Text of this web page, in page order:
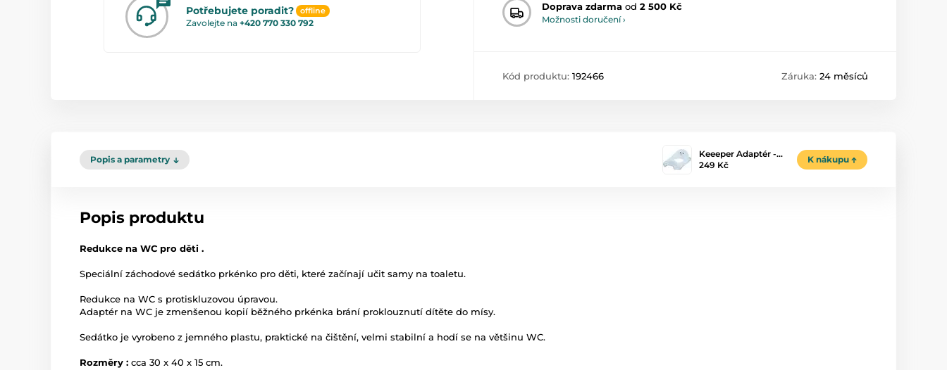
Potřebujete poradit? offline
Zavolejte na +420 770 330 792
Doprava zdarma od 2 500 Kč
Možnosti doručení ›
Kód produktu: 192466 Záruka: 24 měsíců
Popis a parametry
Keeeper Adaptér -…
249 Kč
K nákupu
Popis produktu
Redukce na WC pro děti .
Speciální záchodové sedátko prkénko pro děti, které začínají učit samy na toaletu.
Redukce na WC s protiskluzovou úpravou.
Adaptér na WC je zmenšenou kopií běžného prkénka brání proklouznutí dítěte do mísy.
Sedátko je vyrobeno z jemného plastu, praktické na čištění, velmi stabilní a hodí se na většinu WC.
Rozměry : cca 30 x 40 x 15 cm.